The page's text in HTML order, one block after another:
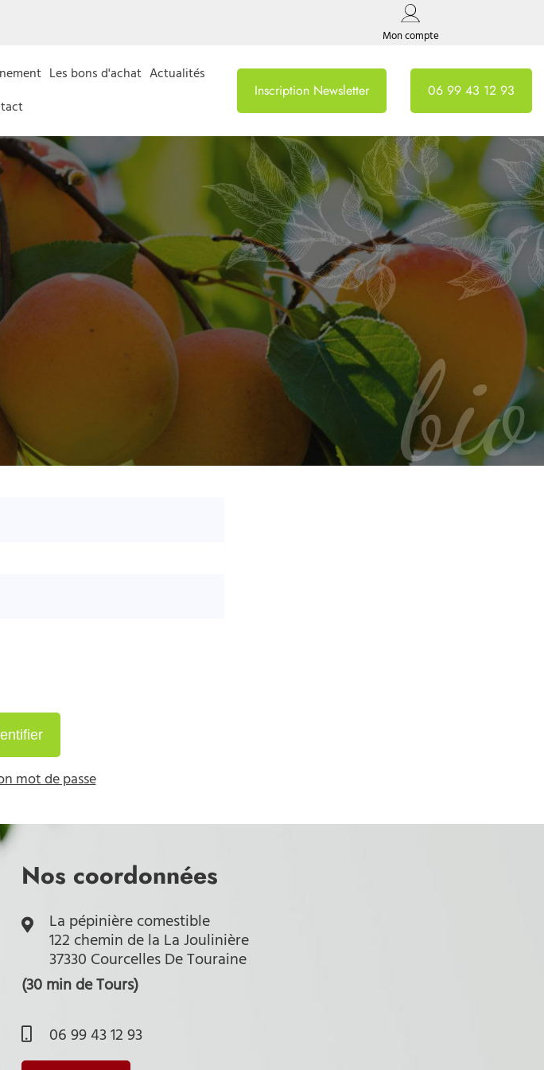
Mon compte
Les bons d'achat Actualités
Inscription Newsletter 06 99 43 12 93
pour fonctionner. En cliquant
l'utilisation de ces cookies.
mot de passe
Nos coordonnées
La pépinière comestible
122 chemin de la La Joulinière
37330 Courcelles De Touraine
(30 min de Tours)
06 99 43 12 93